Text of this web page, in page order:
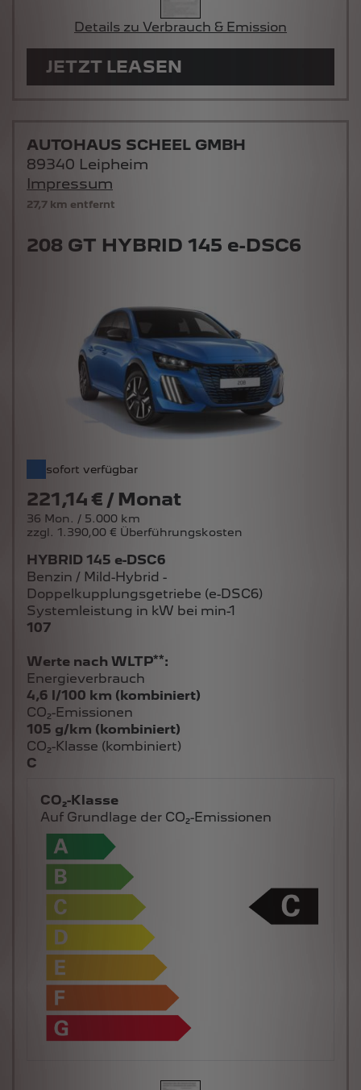
Details zu Verbrauch & Emission
JETZT LEASEN
27,7 km entfernt
208 GT HYBRID 145 e-DSC6
sofort verfügbar
221,14 € / Monat
36 Mon. / 5.000 km
zzgl. 1.390,00 € Überführungskosten
AUTOHAUS SCHEEL GMBH
89340 Leipheim
Impressum
HYBRID 145 e-DSC6
Benzin / Mild-Hybrid -
Doppelkupplungsgetriebe (e-DSC6)
Systemleistung in kW bei min-1
107
Werte nach WLTP**:
Energieverbrauch
4,6 l/100 km (kombiniert)
CO₂-Emissionen
105 g/km (kombiniert)
CO₂-Klasse (kombiniert)
C
CO₂-Klasse
Auf Grundlage der CO₂-Emissionen